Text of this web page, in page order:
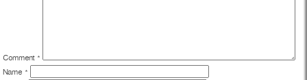
Comment *
Name *